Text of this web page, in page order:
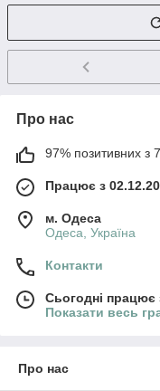
Про нас
97% позитивних з
Працює з
м. Одеса
Одеса, Україна
Контакти
Сьогодні працює
Показати весь
Про нас